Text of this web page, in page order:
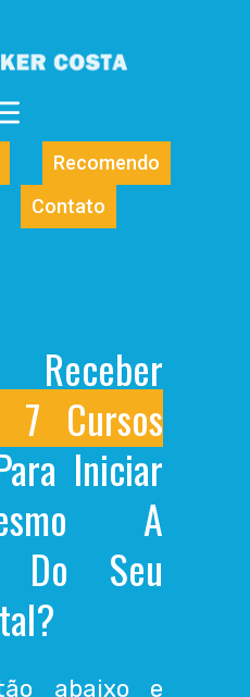
Recomendo
Contato
7 Cursos
Iniciar
A
Do Seu
abaixo e